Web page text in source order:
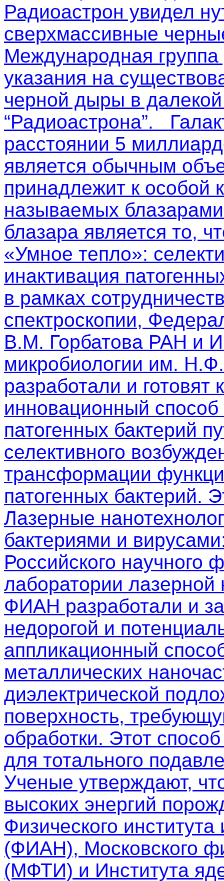
Радиоастрон увидел
сверхмассивные
Международная
указания на
черной дыры в
“Радиоастрона”.
расстоянии 5
является обычным
принадлежит к особой
называемых
блазара является то,
«Умное тепло»:
инактивация
в рамках
спектроскопии,
В.М. Горбатова РАН и
микробиологии им.
разработали и готовят
инновационный
патогенных бактерий
селективного
трансформации
патогенных бактерий.
Лазерные
бактериями и вирусами
Российского
лаборатории
ФИАН разработали и
недорогой и
аппликационный
металлических
диэлектрической
поверхность,
обработки. Этот
для тотального
Ученые утверждают,
высоких энергий
Физического
(ФИАН), Московского
(МФТИ) и Института